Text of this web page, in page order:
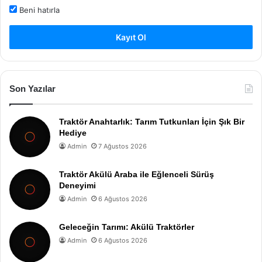
Beni hatırla
Kayıt Ol
Son Yazılar
Traktör Anahtarlık: Tarım Tutkunları İçin Şık Bir
Hediye
Admin 7 Ağustos 2026
Traktör Akülü Araba ile Eğlenceli Sürüş
Deneyimi
Admin 6 Ağustos 2026
Geleceğin Tarımı: Akülü Traktörler
Admin 6 Ağustos 2026